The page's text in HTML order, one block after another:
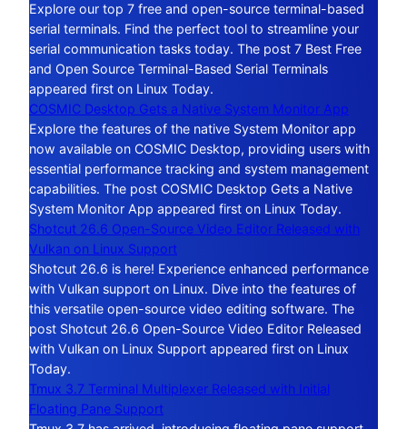
Explore our top 7 free and open-source terminal-based
serial terminals. Find the perfect tool to streamline your
serial communication tasks today. The post 7 Best Free
and Open Source Terminal-Based Serial Terminals
appeared first on Linux Today.
COSMIC Desktop Gets a Native System Monitor App
Explore the features of the native System Monitor app
now available on COSMIC Desktop, providing users with
essential performance tracking and system management
capabilities. The post COSMIC Desktop Gets a Native
System Monitor App appeared first on Linux Today.
Shotcut 26.6 Open-Source Video Editor Released with
Vulkan on Linux Support
Shotcut 26.6 is here! Experience enhanced performance
with Vulkan support on Linux. Dive into the features of
this versatile open-source video editing software. The
post Shotcut 26.6 Open-Source Video Editor Released
with Vulkan on Linux Support appeared first on Linux
Today.
Tmux 3.7 Terminal Multiplexer Released with Initial
Floating Pane Support